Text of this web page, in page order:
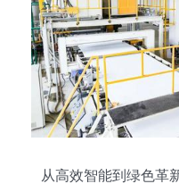
从高效智能到绿色革